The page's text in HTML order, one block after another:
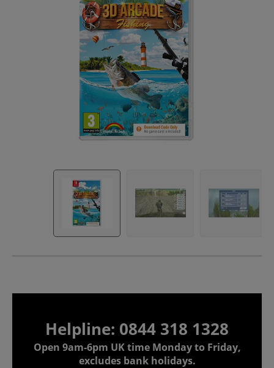
Helpline: 0844 318 1328
Open 9am-6pm UK time Monday to Friday,
excludes bank holidays.